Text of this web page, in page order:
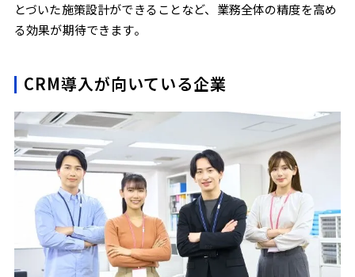
とづいた施策設計ができることなど、業務全体の精度を高め
る効果が期待できます。
CRM導入が向いている企業